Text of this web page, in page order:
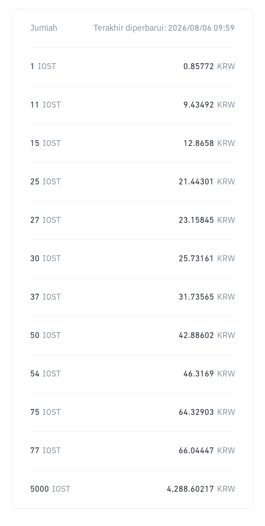
Jumlah Terakhir diperbarui: 2026/08/06 09:59
1 IOST 0.85772 KRW
11 IOST 9.43492 KRW
15 IOST 12.8658 KRW
25 IOST 21.44301 KRW
27 IOST 23.15845 KRW
30 IOST 25.73161 KRW
37 IOST 31.73565 KRW
50 IOST 42.88602 KRW
54 IOST 46.3169 KRW
75 IOST 64.32903 KRW
77 IOST 66.04447 KRW
5000 IOST 4,288.60217 KRW